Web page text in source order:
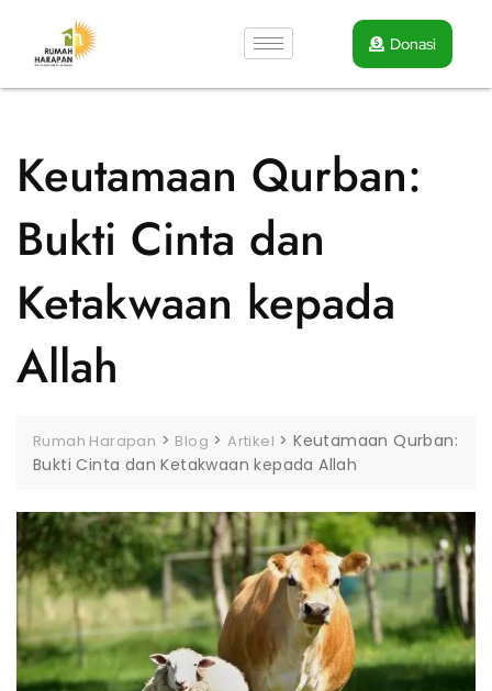
Donasi
Keutamaan Qurban:
Bukti Cinta dan
Ketakwaan kepada
Allah
Rumah Harapan > Blog >Artikel >Keutamaan Qurban:
Bukti Cinta dan Ketakwaan kepada Allah